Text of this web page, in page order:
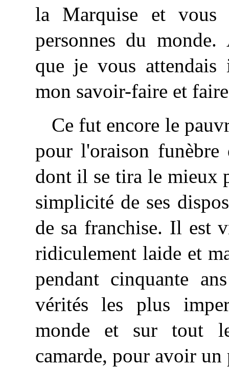
la Marquise et vous
personnes du
que je vous attendais
mon savoir-faire et
Ce fut encore le
pour l'oraison funèbre
dont il se tira le mieux
simplicité de ses
de sa franchise. Il est
ridiculement laide et
pendant cinquante
vérités les plus
monde et sur tout
camarde, pour avoir un